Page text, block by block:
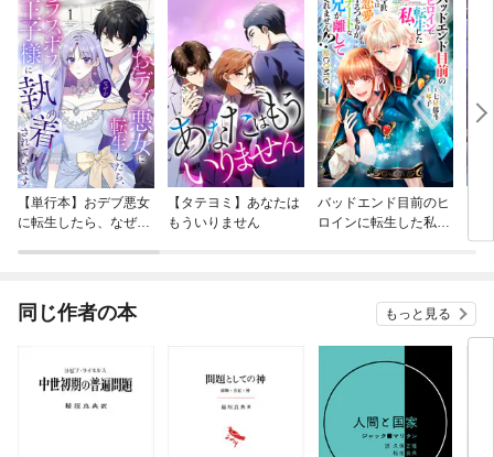
ことは必要であったか第二項 至福なる乙女にたいする告知は天使によっ
て為されるべきであったか第三項 告知する天使は乙女にたいして目に見
える姿で現れるべきであったか第四項 告知は適当な順序で完成されたか
訳者注解説 トマスの聖母論※この商品は紙の書籍のページを画像にした
電子書籍です。文字だけを拡大することはできませんので、タブレットサ
イズの端末での閲読を推奨します。また、文字列のハイライトや検索、辞
書の参照、引用などの機能も使用できません。トマス・アクィナス1225頃
～1274。スコラ学の代表的神学者。ドミニコ会士。アルベルトゥス・マグ
ヌスに師事し、パリのドミニコ会神学校の学長を歴任した間に『神学大
全』を完成した。
【単行本】おデブ悪女
に転生したら、なぜか
【タテヨミ】あなたは
もういりません
バッドエンド目前のヒ
ロインに転生した私、
同じ作者の本 もっと見る